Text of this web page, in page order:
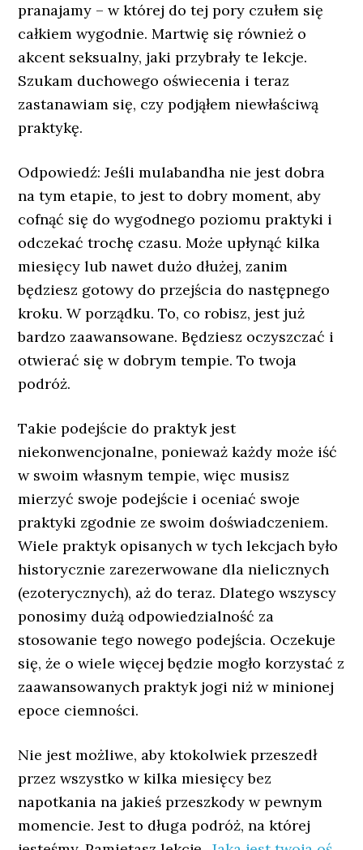
pranajamy – w której do tej pory czułem się
całkiem wygodnie. Martwię się również o
akcent seksualny, jaki przybrały te lekcje.
Szukam duchowego oświecenia i teraz
zastanawiam się, czy podjąłem niewłaściwą
praktykę.
Odpowiedź: Jeśli mulabandha nie jest dobra
na tym etapie, to jest to dobry moment, aby
cofnąć się do wygodnego poziomu praktyki i
odczekać trochę czasu. Może upłynąć kilka
miesięcy lub nawet dużo dłużej, zanim
będziesz gotowy do przejścia do następnego
kroku. W porządku. To, co robisz, jest już
bardzo zaawansowane. Będziesz oczyszczać i
otwierać się w dobrym tempie. To twoja
podróż.
Takie podejście do praktyk jest
niekonwencjonalne, ponieważ każdy może iść
w swoim własnym tempie, więc musisz
mierzyć swoje podejście i oceniać swoje
praktyki zgodnie ze swoim doświadczeniem.
Wiele praktyk opisanych w tych lekcjach było
historycznie zarezerwowane dla nielicznych
(ezoterycznych), aż do teraz. Dlatego wszyscy
ponosimy dużą odpowiedzialność za
stosowanie tego nowego podejścia. Oczekuje
się, że o wiele więcej będzie mogło korzystać z
zaawansowanych praktyk jogi niż w minionej
epoce ciemności.
Nie jest możliwe, aby ktokolwiek przeszedł
przez wszystko w kilka miesięcy bez
napotkania na jakieś przeszkody w pewnym
momencie. Jest to długa podróż, na której